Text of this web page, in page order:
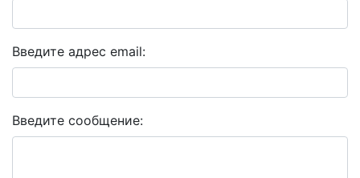
Введите адрес email:
Введите сообщение: